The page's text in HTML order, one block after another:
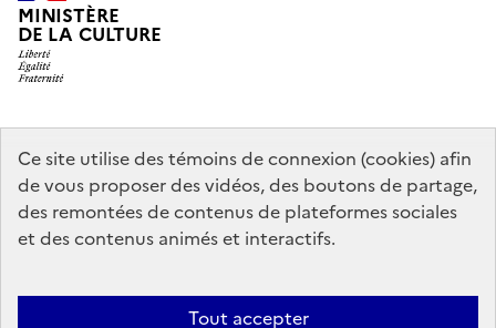
Ce site utilise des témoins de connexion (cookies) afin
de vous proposer des vidéos, des boutons de partage,
des remontées de contenus de plateformes sociales
et des contenus animés et interactifs.
Tout accepter
MINISTÈRE
DE LA CULTURE
data.gouv.fr legifrance.gouv.fr
info.gouv.fr
service-public.gouv.fr
Mentions légales Accessibilité : partiellement conforme
Politique